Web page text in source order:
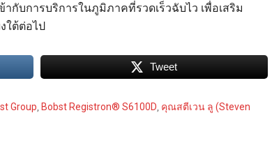
ากับการบริการในภูมิภาคที่รวดเร็วฉับไว เพื่อเสริม
ใต้ต่อไป
Tweet
Group Bobst Registron® S6100D คุณสตีเวน ลู (Steven